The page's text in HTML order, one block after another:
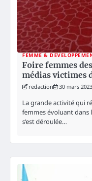
FEMME &
Foire femmes
médias victimes
redaction 30 mars 2023
La grande activité qui
femmes évoluant dans
s’est déroulée…